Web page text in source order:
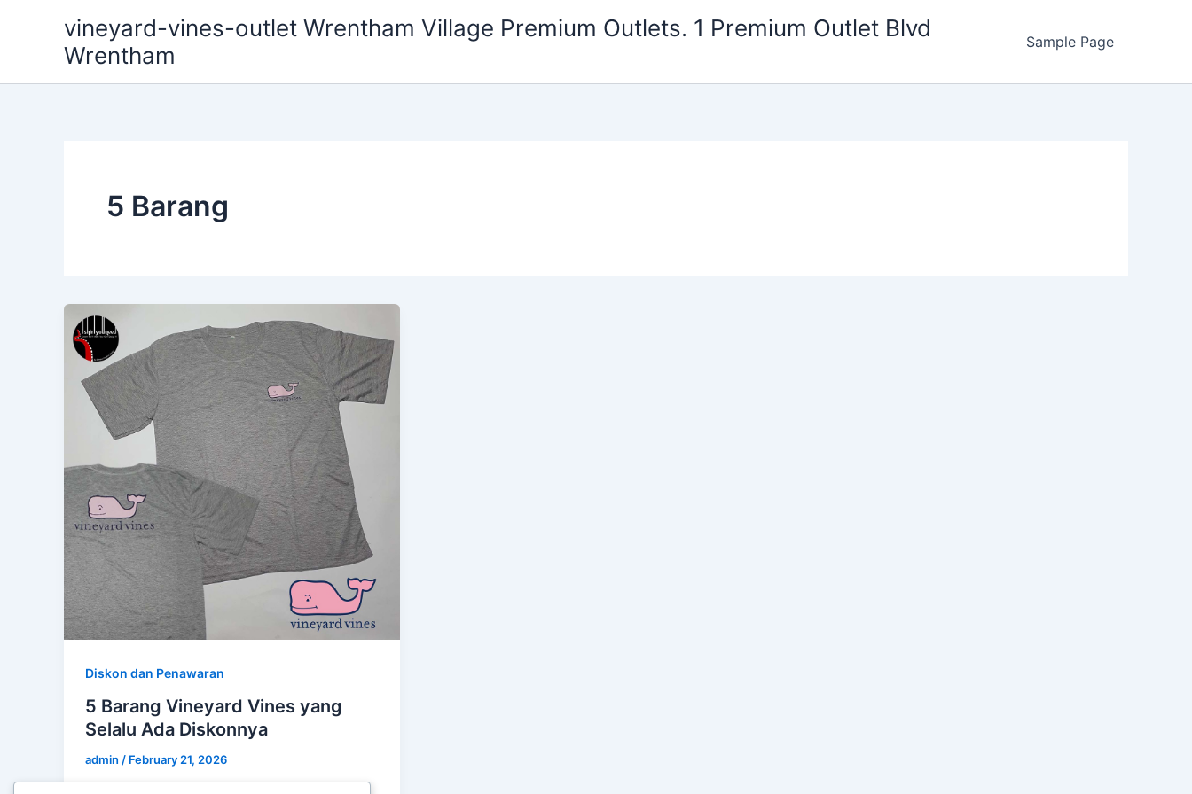
vineyard-vines-outlet Wrentham Village Premium Outlets. 1 Premium Outlet Blvd
Wrentham
Sample Page
5 Barang
Diskon dan Penawaran
5 Barang Vineyard Vines yang
Selalu Ada Diskonnya
admin / February 21, 2026